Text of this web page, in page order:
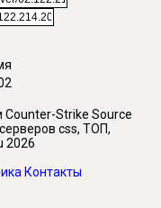
Counter-Strike Source
css, ТОП,
2026
Контакты